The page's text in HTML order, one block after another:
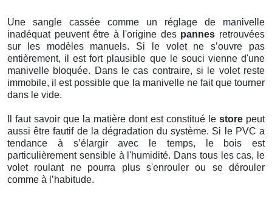
Une sangle cassée comme un réglage de manivelle
inadéquat peuvent être à l'origine des pannes retrouvées
sur les modèles manuels. Si le volet ne s’ouvre pas
entièrement, il est fort plausible que le souci vienne d'une
manivelle bloquée. Dans le cas contraire, si le volet reste
immobile, il est possible que la manivelle ne fait que tourner
dans le vide.
Il faut savoir que la matière dont est constitué le store peut
aussi être fautif de la dégradation du système. Si le PVC a
tendance à s’élargir avec le temps, le bois est
particulièrement sensible à l'humidité. Dans tous les cas, le
volet roulant ne pourra plus s'enrouler ou se dérouler
comme à l’habitude.